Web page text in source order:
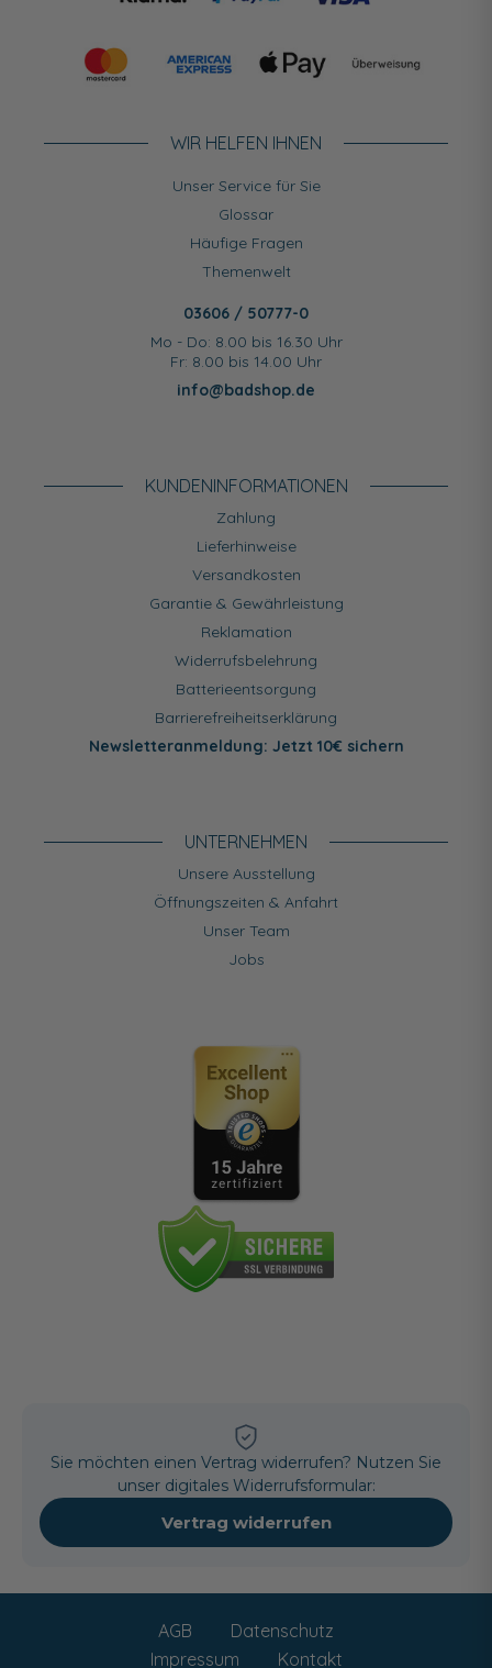
WIR HELFEN IHNEN
Unser Service für Sie
Glossar
Häufige Fragen
Themenwelt
03606 / 50777-0
Mo - Do: 8.00 bis 16.30 Uhr
Fr: 8.00 bis 14.00 Uhr
info@badshop.de
KUNDEN­INFORMATIONEN
Zahlung
Lieferhinweise
Versandkosten
Garantie & Gewährleistung
Reklamation
Widerrufsbelehrung
Batterieentsorgung
Barrierefreiheitserklärung
Newsletteranmeldung: Jetzt 10€ sichern
UNTERNEHMEN
Unsere Ausstellung
Öffnungszeiten & Anfahrt
Unser Team
Jobs
Sie möchten einen Vertrag widerrufen? Nutzen Sie
unser digitales Widerrufsformular:
Vertrag widerrufen
AGB
Datenschutz
Impressum
Kontakt